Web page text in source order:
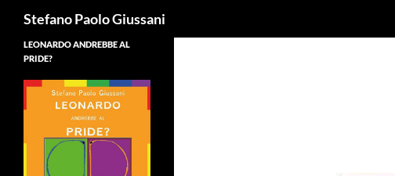
Stefano Paolo Giussani
LEONARDO ANDREBBE AL
PRIDE?